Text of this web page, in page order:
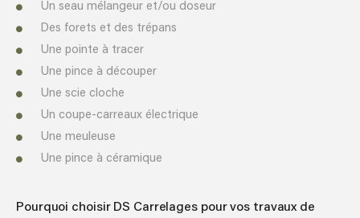
Un seau mélangeur et/ou doseur
Des forets et des trépans
Une pointe à tracer
Une pince à découper
Une scie cloche
Un coupe-carreaux électrique
Une meuleuse
Une pince à céramique
Pourquoi choisir DS Carrelages pour vos travaux de